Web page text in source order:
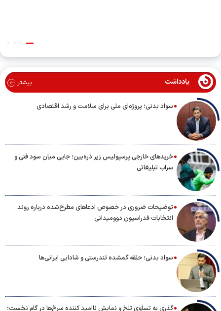
یادداشت بیشتر
سواد بدنی؛ پروژه‌ای ملی برای سلامت و رشد اقتصادی
خریدهای خارجی پرسپولیس زیر ذره‌بین؛ جایی میان سود فنی و
سراب تبلیغاتی
توضیحات ضروری در خصوص ادعاهای مطرح‌شده درباره روند
انتخابات فدراسیون دوومیدانی
سواد بدنی؛ حلقه گمشده تندرستی و شادابی ایرانی‌ها
گذری به تساوی تلخ و نمایش ناامید کننده سرخ‌ها در گام نخست؛